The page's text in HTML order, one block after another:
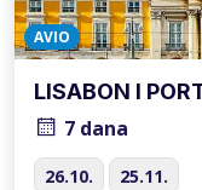
AVIO
LISABON I
7 dana
26.10. 25.11.